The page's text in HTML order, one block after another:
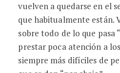
vuelven a quedarse en el
que habitualmente están.
sobre todo de lo que pasa
prestar poca atención a
siempre más difíciles de